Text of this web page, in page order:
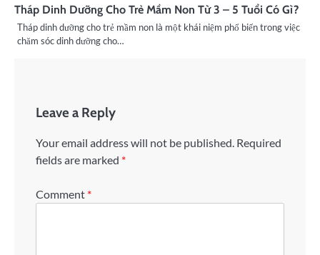
Tháp Dinh Dưỡng Cho Trẻ Mầm Non Từ 3 – 5 Tuổi Có Gì?
Tháp dinh dưỡng cho trẻ mầm non là một khái niệm phổ biến trong việc
chăm sóc dinh dưỡng cho…
Leave a Reply
Your email address will not be published. Required
fields are marked *
Comment *